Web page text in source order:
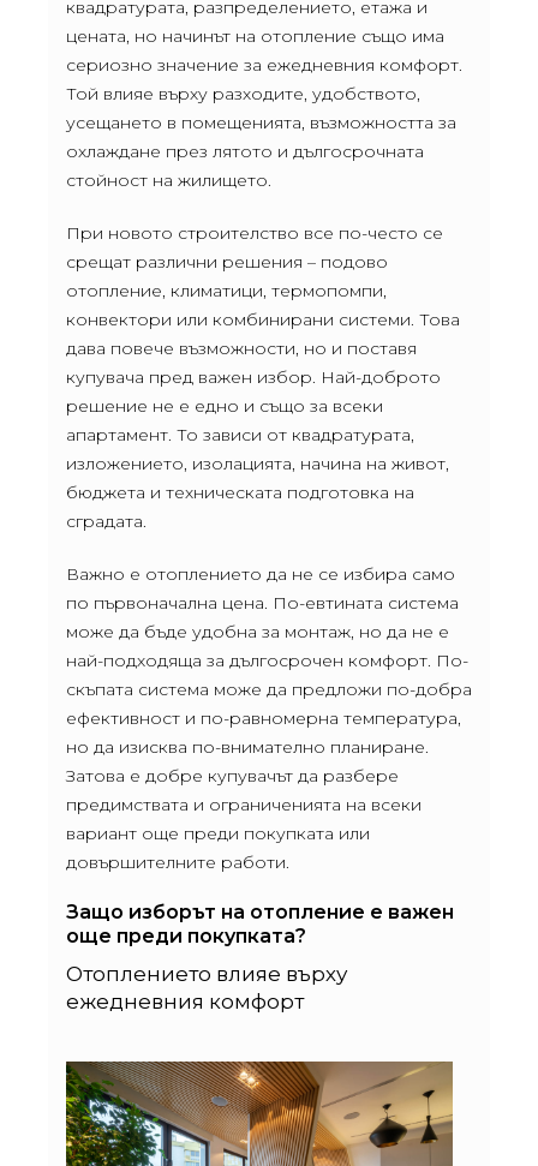
квадратурата, разпределението, етажа и
цената, но начинът на отопление също има
сериозно значение за ежедневния комфорт.
Той влияе върху разходите, удобството,
усещането в помещенията, възможността за
охлаждане през лятото и дългосрочната
стойност на жилището.
При новото строителство все по-често се
срещат различни решения – подово
отопление, климатици, термопомпи,
конвектори или комбинирани системи. Това
дава повече възможности, но и поставя
купувача пред важен избор. Най-доброто
решение не е едно и също за всеки
апартамент. То зависи от квадратурата,
изложението, изолацията, начина на живот,
бюджета и техническата подготовка на
сградата.
Важно е отоплението да не се избира само
по първоначална цена. По-евтината система
може да бъде удобна за монтаж, но да не е
най-подходяща за дългосрочен комфорт. По-
скъпата система може да предложи по-добра
ефективност и по-равномерна температура,
но да изисква по-внимателно планиране.
Затова е добре купувачът да разбере
предимствата и ограниченията на всеки
вариант още преди покупката или
довършителните работи.
Защо изборът на отопление е важен
още преди покупката?
Отоплението влияе върху
ежедневния комфорт